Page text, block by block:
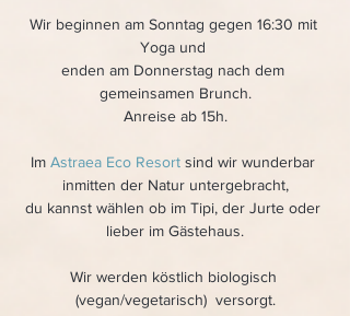
Wir beginnen am Sonntag gegen 16:30 mit
Yoga und
enden am Donnerstag nach dem
gemeinsamen Brunch.
Anreise ab 15h.
Im Astraea Eco Resort sind wir wunderbar
inmitten der Natur untergebracht,
du kannst wählen ob im Tipi, der Jurte oder
lieber im Gästehaus.
Wir werden köstlich biologisch
(vegan/vegetarisch)  versorgt.